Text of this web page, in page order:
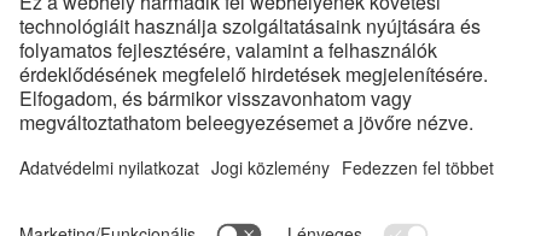
az Satisfyer GmbH az ilyen védjegyeket mindenkor licenc alatt
használja.
Az Apple, az Apple logó és az Apple Watch az Apple Inc. védjegyei. A
Google Play és a Google Play logó a Google LLC védjegyei.